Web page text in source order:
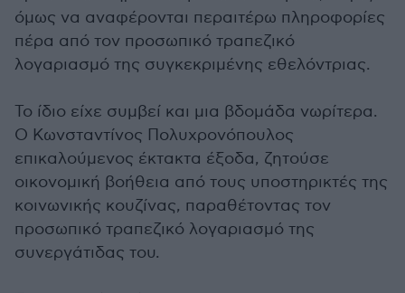
όμως να αναφέρονται περαιτέρω πληροφορίες
πέρα από τον προσωπικό τραπεζικό
λογαριασμό της συγκεκριμένης εθελόντριας.
Το ίδιο είχε συμβεί και μια βδομάδα νωρίτερα.
Ο Κωνσταντίνος Πολυχρονόπουλος
επικαλούμενος έκτακτα έξοδα, ζητούσε
οικονομική βοήθεια από τους υποστηρικτές της
κοινωνικής κουζίνας, παραθέτοντας τον
προσωπικό τραπεζικό λογαριασμό της
συνεργάτιδας του.